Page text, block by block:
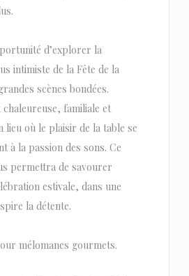
d’explorer la
intimiste de la Fête de la
scènes bondées.
chaleureuse, familiale et
lieu où le plaisir de la table se
à la passion des sons. Ce
permettra de savourer
estivale, dans une
la détente.
mélomanes gourmets.